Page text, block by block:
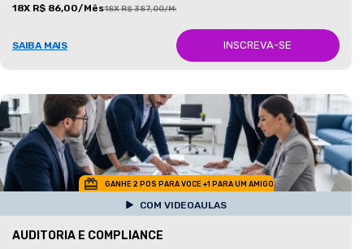
18X R$ 86,00/Mês18X R$ 387,00/Mês
SAIBA MAIS INSCREVA-SE
GANHE 2 POS PARA VOCE +1 PARA UM AMIGO
COM VIDEOAULAS
AUDITORIA E COMPLIANCE